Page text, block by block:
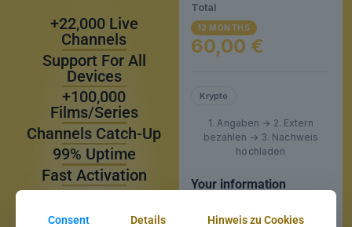
+22,000 Live
Channels
Support For All
Devices
+100,000
Films/Series
Channels Catch-Up
99% Uptime
Fast Activation
24/7 Support
Total
12 MONTHS
60,00 €
Krypto
1. Angaben → 2. Extern
bezahlen → 3. Nachweis
hochladen
Your information
Consent Details Hinweis zu Cookies